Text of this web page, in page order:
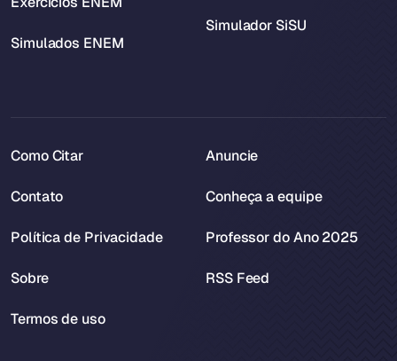
Simulados ENEM
Simulador SiSU
Como Citar
Contato
Política de Privacidade
Sobre
Termos de uso
Anuncie
Conheça a equipe
Professor do Ano 2025
RSS Feed